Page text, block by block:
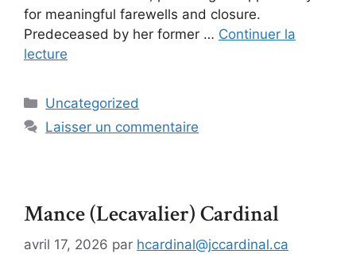
for meaningful farewells and closure.
Predeceased by her former … Continuer la
lecture
Uncategorized
Laisser un commentaire
Mance (Lecavalier) Cardinal
avril 17, 2026 par hcardinal@jccardinal.ca